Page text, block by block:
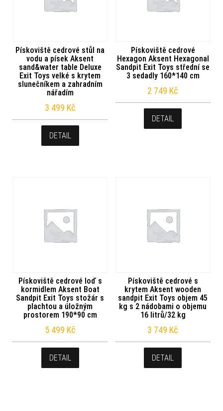
Pískoviště cedrové stůl na
vodu a písek Aksent
sand&water table Deluxe
Exit Toys velké s krytem
slunečníkem a zahradním
nářadím
3 499 Kč
DETAIL
Pískoviště cedrové
Hexagon Aksent Hexagonal
Sandpit Exit Toys střední se
3 sedadly 160*140 cm
2 749 Kč
DETAIL
Pískoviště cedrové loď s
kormidlem Aksent Boat
Sandpit Exit Toys stožár s
plachtou a úložným
prostorem 190*90 cm
5 499 Kč
DETAIL
Pískoviště cedrové s
krytem Aksent wooden
sandpit Exit Toys objem 45
kg s 2 nádobami o objemu
16 litrů/32 kg
3 749 Kč
DETAIL